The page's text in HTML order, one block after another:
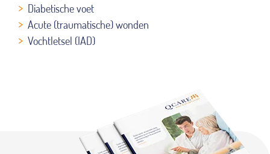
Diabetische voet
Acute (traumatische) wonden
Vochtletsel (IAD)